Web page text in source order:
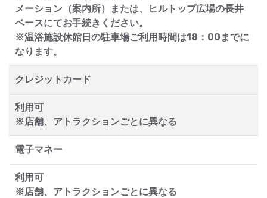
メーション（案内所）または、ヒルトップ広場の長井
ベースにてお手続きください。
※温浴施設休館日の駐車場ご利用時間は18：00までに
なります。
クレジットカード
利用可
※店舗、アトラクションごとに異なる
電子マネー
利用可
※店舗、アトラクションごとに異なる